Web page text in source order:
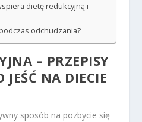
dietę redukcyjną i
odchudzania?
– PRZEPISY
JEŚĆ NA DIECIE
sposób na pozbycie się